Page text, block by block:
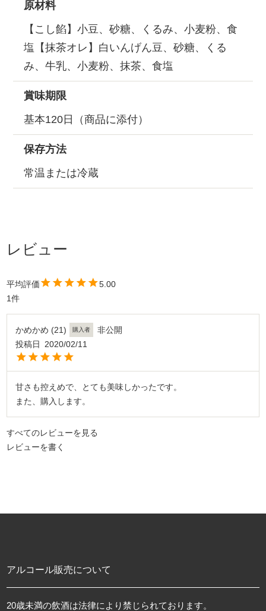
5.00
1
かめかめ 21 購入者
非公開
投稿日
2020/02/11
甘さも控えめで、とても美味しかったです。
また、購入します。
すべてのレビューを見る
レビューを書く
原材料
【こし餡】小豆、砂糖、くるみ、小麦粉、食
塩【抹茶オレ】白いんげん豆、砂糖、くる
み、牛乳、小麦粉、抹茶、食塩
賞味期限
基本120日（商品に添付）
保存方法
常温または冷蔵
アルコール販売について
20歳未満の飲酒は法律により禁じられております。